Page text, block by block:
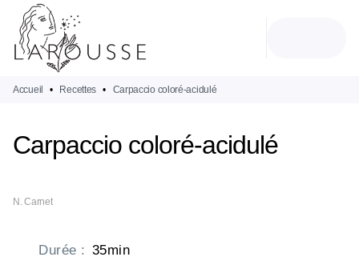
MENU
PIED DE PAGE
Accueil • Recettes • Carpaccio coloré-acidulé
Carpaccio coloré-acidulé
N. Carnet
Durée : 35min